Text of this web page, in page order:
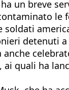
un breve
le
soldati
detenuti a
quali ha